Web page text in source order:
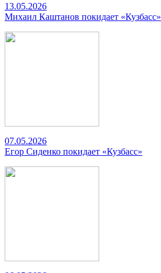
13.05.2026
Михаил Каштанов покидает «Кузбасс»
07.05.2026
Егор Сиденко покидает «Кузбасс»